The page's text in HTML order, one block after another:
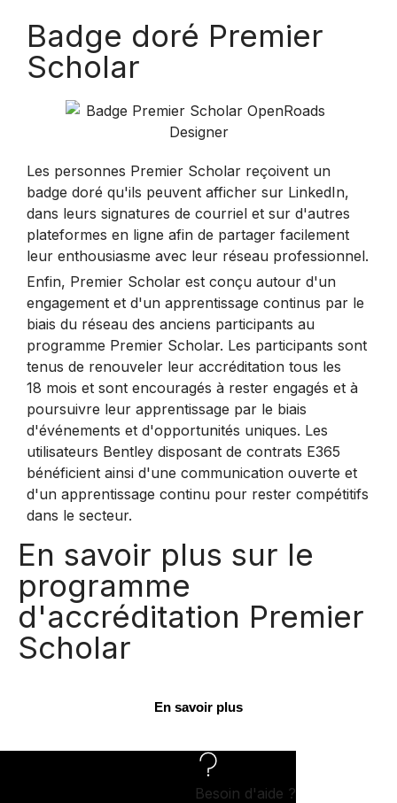
Badge doré Premier
Scholar
Les personnes Premier Scholar reçoivent un
badge doré qu'ils peuvent afficher sur LinkedIn,
dans leurs signatures de courriel et sur d'autres
plateformes en ligne afin de partager facilement
leur enthousiasme avec leur réseau professionnel.
Enfin, Premier Scholar est conçu autour d'un
engagement et d'un apprentissage continus par le
biais du réseau des anciens participants au
programme Premier Scholar. Les participants sont
tenus de renouveler leur accréditation tous les
18 mois et sont encouragés à rester engagés et à
poursuivre leur apprentissage par le biais
d'événements et d'opportunités uniques. Les
utilisateurs Bentley disposant de contrats E365
bénéficient ainsi d'une communication ouverte et
d'un apprentissage continu pour rester compétitifs
dans le secteur.
En savoir plus sur le
programme
d'accréditation Premier
Scholar
En savoir plus
Besoin d'aide ?